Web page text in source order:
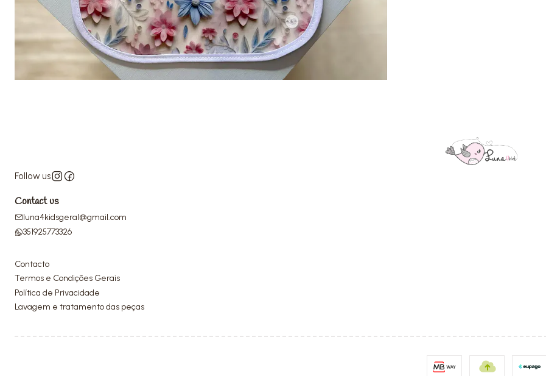
Follow us
Contact us
luna4kidsgeral@gmail.com
351925773326
Contacto
Termos e Condições Gerais
Política de Privacidade
Lavagem e tratamento das peças